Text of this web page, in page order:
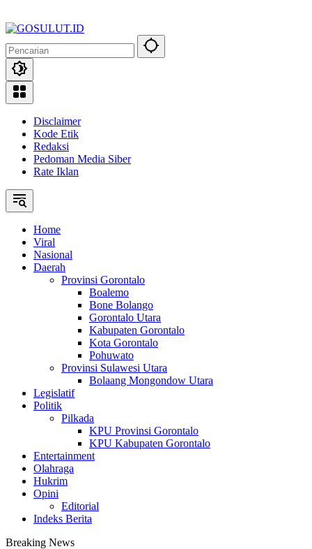
Disclaimer
Kode Etik
Redaksi
Pedoman Media Siber
Rate Iklan
Home
Viral
Nasional
Daerah
Provinsi Gorontalo
Boalemo
Bone Bolango
Gorontalo Utara
Kabupaten Gorontalo
Kota Gorontalo
Pohuwato
Provinsi Sulawesi Utara
Bolaang Mongondow Utara
Legislatif
Politik
Pilkada
KPU Provinsi Gorontalo
KPU Kabupaten Gorontalo
Entertainment
Olahraga
Hukrim
Opini
Editorial
Indeks Berita
Breaking News